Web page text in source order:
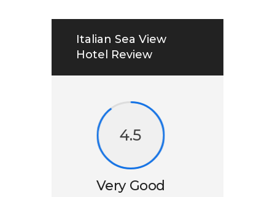
Italian Sea View
Hotel Review
4.5
Very Good